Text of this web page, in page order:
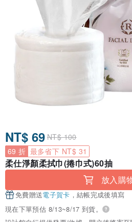
NT$ 69 NT$ 100
69 折 最多省下 NT$ 31
柔仕淨顏柔拭巾(捲巾式)60抽
放入購
免費贈送電子賀卡 ，結帳完成後填寫
現在下單預估 8/13~8/17 到貨。